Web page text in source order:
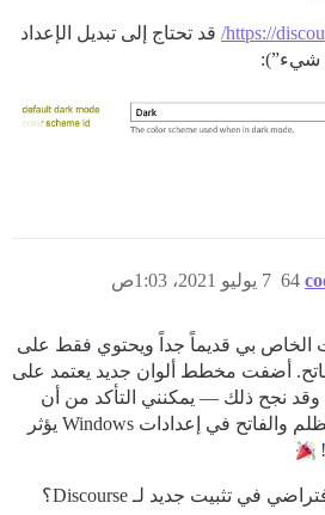
https:// قد تحتاج إلى تبديل الإعداد
شيء”):
7 يوليو 2021، 1:03ص 64
الخاص بي قديماً جداً ويحتوي فقط على
أضفت مخطط ألوان جديد يعتمد على
وقد نجح ذلك — يمكنني التأكد من أن
تبديل مخططي الألوان المظلم والفاتح في إعدادات Windows يؤثر
لكن هل يعمل هذا بشكل افتراضي في تثبيت جديد لـ Discourse؟